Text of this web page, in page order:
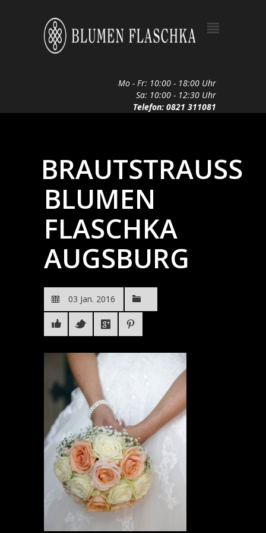
Mo - Fr: 10:00 - 18:00 Uhr
Sa: 10:00 - 12:30 Uhr
Telefon: 0821 311081
BRAUTSTRAUSS B
LUMEN F
LASCHKA A
UGSBURG
03 Jan. 2016